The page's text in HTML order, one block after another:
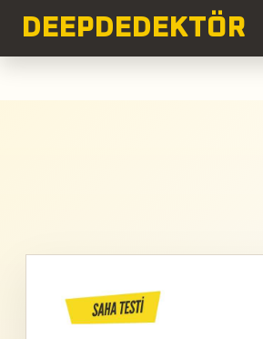
DEEP DEDEKTÖR